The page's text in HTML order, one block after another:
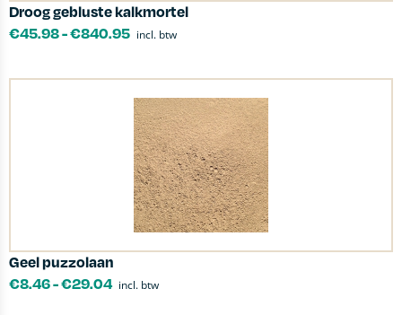
Droog gebluste kalkmortel
€45.98-€840.95 incl. btw
Geel puzzolaan
€8.46-€29.04 incl. btw